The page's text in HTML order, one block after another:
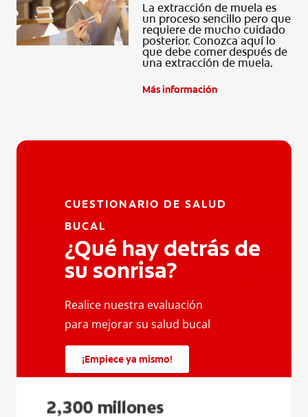
La extracción de muela es
un proceso sencillo pero que
requiere de mucho cuidado
posterior. Conozca aquí lo
que debe comer después de
una extracción de muela.
Más información
CUESTIONARIO DE SALUD
BUCAL
¿Qué hay detrás de
su sonrisa?
Realice nuestra evaluación
para mejorar su salud bucal
¡Empiece ya mismo!